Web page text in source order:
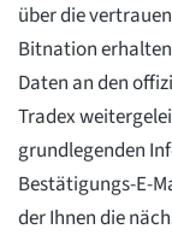
über die
Bitnation
Daten an den
Tradex
grundlegenden
Bestätigungs-E-
der Ihnen die